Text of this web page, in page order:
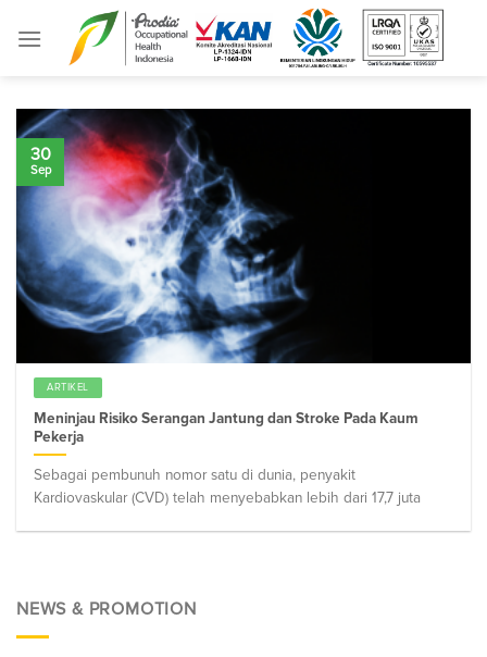
ARTIKEL
Meninjau Risiko Serangan Jantung dan Stroke Pada Kaum
Pekerja
Sebagai pembunuh nomor satu di dunia, penyakit
Kardiovaskular (CVD) telah menyebabkan lebih dari 17,7 juta
30
Sep
NEWS & PROMOTION